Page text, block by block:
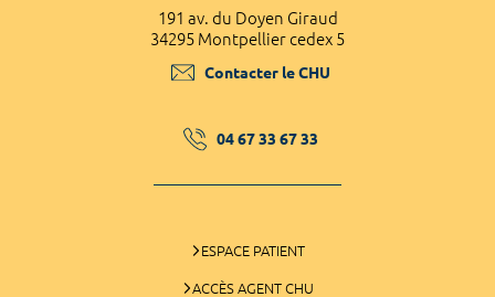
191 av. du Doyen Giraud
34295 Montpellier cedex 5
Contacter le CHU
04 67 33 67 33
ESPACE PATIENT
ACCÈS AGENT CHU